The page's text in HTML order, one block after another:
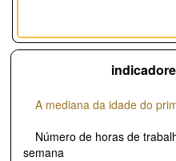
A mediana da idade do
Número de horas de
semana